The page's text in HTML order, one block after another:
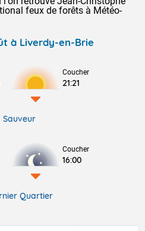
feux de forêts à Météo-
à Liverdy-en-Brie
Coucher
21:21
Sauveur
Coucher
16:00
Quartier